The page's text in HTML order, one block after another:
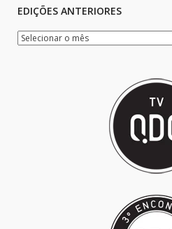
EDIÇÕES ANTERIORES